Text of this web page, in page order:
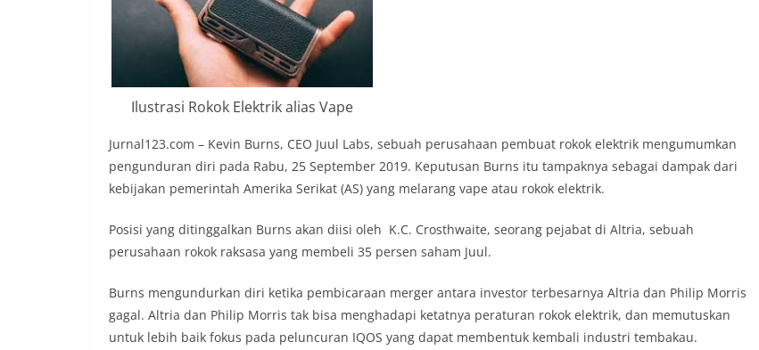
Ilustrasi Rokok Elektrik alias Vape
Jurnal123.com – Kevin Burns, CEO Juul Labs, sebuah perusahaan pembuat rokok elektrik mengumumkan
pengunduran diri pada Rabu, 25 September 2019. Keputusan Burns itu tampaknya sebagai dampak dari
kebijakan pemerintah Amerika Serikat (AS) yang melarang vape atau rokok elektrik.
Posisi yang ditinggalkan Burns akan diisi oleh K.C. Crosthwaite, seorang pejabat di Altria, sebuah
perusahaan rokok raksasa yang membeli 35 persen saham Juul.
Burns mengundurkan diri ketika pembicaraan merger antara investor terbesarnya Altria dan Philip Morris
gagal. Altria dan Philip Morris tak bisa menghadapi ketatnya peraturan rokok elektrik, dan memutuskan
untuk lebih baik fokus pada peluncuran IQOS yang dapat membentuk kembali industri tembakau.